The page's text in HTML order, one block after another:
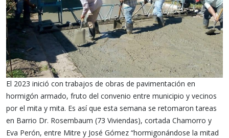
El 2023 inició con trabajos de obras de pavimentación en
hormigón armado, fruto del convenio entre municipio y vecinos
por el mita y mita. Es así que esta semana se retomaron tareas
en Barrio Dr. Rosembaum (73 Viviendas), cortada Chamorro y
Eva Perón, entre Mitre y José Gómez “hormigonándose la mitad